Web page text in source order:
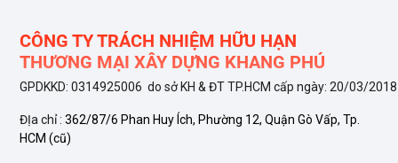
tới 25 kg thường xuyên, đảm bảo độ bền và vệ sinh lâu
Giao diện thân thiện: Bảng điều khiển song ngữ Anh –
Sức mạnh Công nghệ Giặt Thông minh và Tốc độ
CÔNG TY TRÁCH NHIỆM HỮU HẠN
THƯƠNG MẠI XÂY DỰNG KHANG PHÚ
GPDKKD: 0314925006 do sở KH & ĐT TP.HCM cấp ngày: 20/03/2018
ĐỊa chỉ : 362/87/6 Phan Huy Ích, Phường 12, Quận Gò Vấp, Tp.
HCM (cũ)